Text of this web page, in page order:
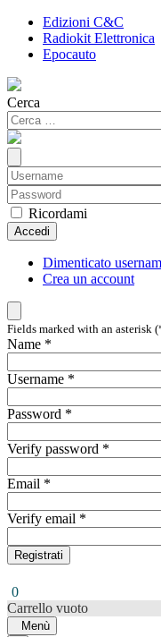
Edizioni C&C
Radiokit Elettronica
Epocauto
Cerca
Ricordami
Accedi
Dimenticato
Crea un account
Fields marked with an asterisk
Name *
Username *
Password *
Verify password *
Email *
Verify email *
Registrati
0
Carrello vuoto
Menù